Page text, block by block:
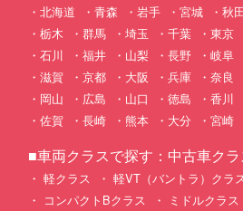
北海道 青森 岩手 宮城 秋田
栃木
群馬 埼玉 千葉 東京
石川
福井 山梨 長野 岐阜
滋賀
京都 大阪 兵庫 奈良
岡山
広島 山口 徳島 香川
佐賀
長崎 熊本 大分 宮崎
■車両クラスで探す：中古車クラ
軽クラス 軽VT（バントラ）クラ
コンパクトBクラス
ミドルクラス